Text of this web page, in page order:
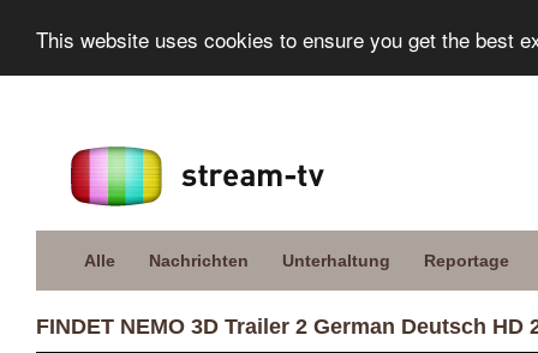
This website uses cookies to ensure you get the best
Alle Nachrichten Unterhaltung Reportage
FINDET NEMO 3D Trailer 2 German Deutsch HD